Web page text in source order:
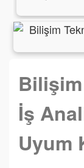
İş
Uyum